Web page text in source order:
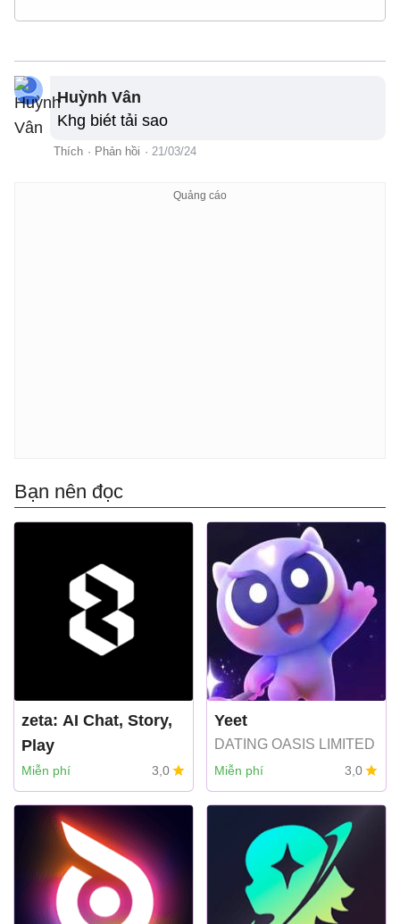
Huỳnh Vân
Khg biét tải sao
Thích · Phản hồi · 21/03/24
Bạn nên đọc
zeta: AI Chat, Story,
Play
Miễn phí 3,0
Yeet
DATING OASIS LIMITED
Miễn phí 3,0